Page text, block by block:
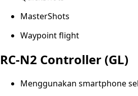
MasterShots
Waypoint flight
RC-N2 Controller (GL)
Menggunakan smartphone